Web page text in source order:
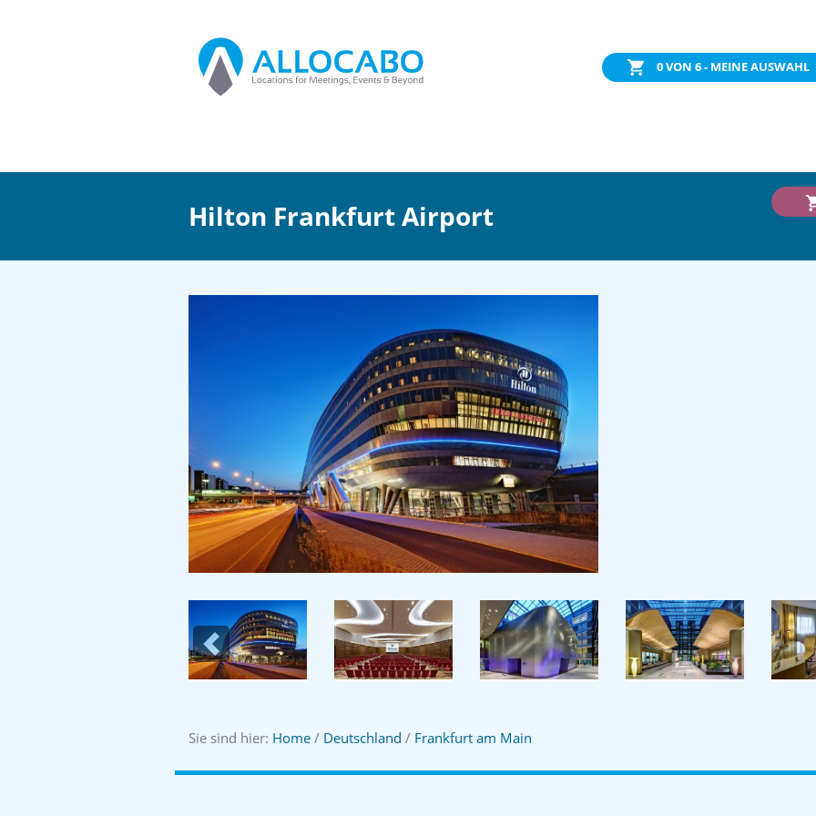
0VON 6 - MEINE AUSWAHL
Hilton Frankfurt Airport
Previous
Sie sind hier: Home / Deutschland / Frankfurt am Main